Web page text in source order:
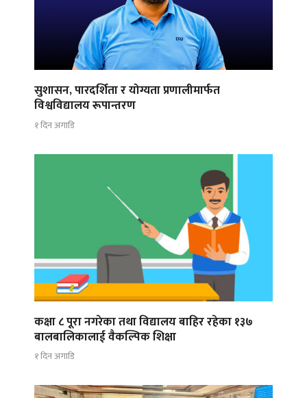
सुशासन, पारदर्शिता र योग्यता प्रणालीमार्फत
विश्वविद्यालय रूपान्तरण
१ दिन अगाडि
कक्षा ८ पूरा नगरेका तथा विद्यालय बाहिर रहेका १३७
बालबालिकालाई वैकल्पिक शिक्षा
१ दिन अगाडि